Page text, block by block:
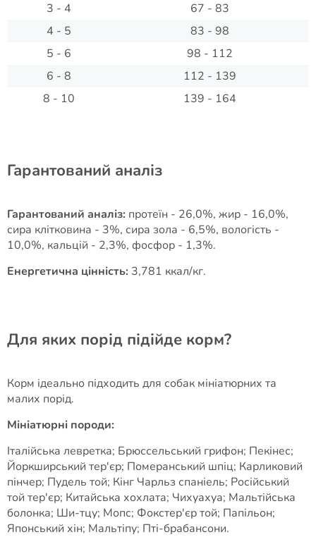
3 - 4
67 - 83
4 - 5
83 - 98
5 - 6
98 - 112
6 - 8
112 - 139
8 - 10
139 - 164
Гарантований аналіз
Гарантований аналіз: протеїн - 26,0%, жир - 16,0%,
сира клітковина - 3%, сира зола - 6,5%, вологість -
10,0%, кальцій - 2,3%, фосфор - 1,3%.
Енергетична цінність: 3,781 ккал/кг.
Для яких порід підійде корм?
Корм ідеально підходить для собак мініатюрних та
малих порід.
Мініатюрні породи:
Італійська левретка; Брюссельський грифон; Пекінес;
Йоркширський тер'єр; Померанський шпіц; Карликовий
пінчер; Пудель той; Кінг Чарльз спаніель; Російський
той тер'єр; Китайська хохлата; Чихуахуа; Мальтійська
болонка; Ши-тцу; Мопс; Фокстер'єр той; Папільон;
Японський хін; Мальтіпу; Пті-брабансони.